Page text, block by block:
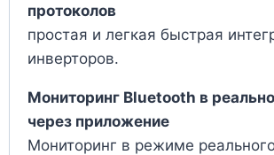
протоколов
простая и легкая быстрая
инверторов.
Мониторинг Bluetooth в
через приложение
Мониторинг в режиме